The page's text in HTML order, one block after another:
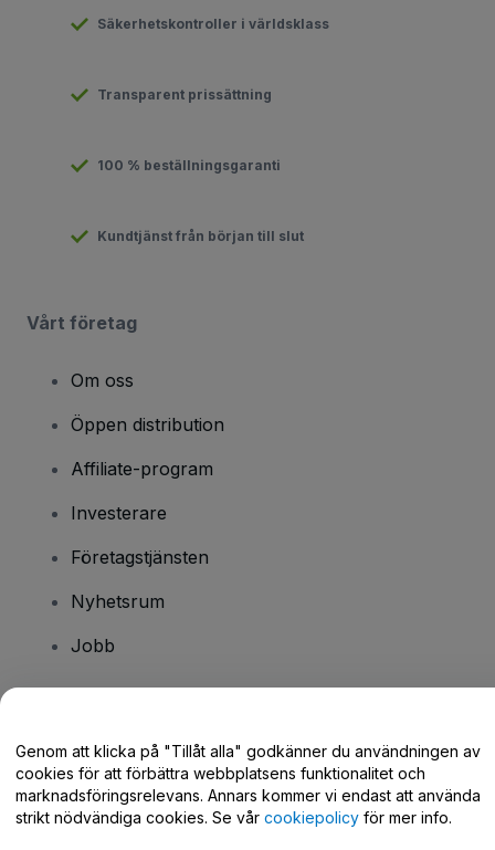
Säkerhetskontroller i världsklass
Transparent prissättning
100 % beställningsgaranti
Kundtjänst från början till slut
Vårt företag
Om oss
Öppen distribution
Affiliate-program
Investerare
Företagstjänsten
Nyhetsrum
Jobb
Hjälpcenter / Kontakta oss
Genom att klicka på "Tillåt alla" godkänner du användningen av
cookies för att förbättra webbplatsens funktionalitet och
marknadsföringsrelevans. Annars kommer vi endast att använda
strikt nödvändiga cookies. Se vår cookiepolicy för mer info.